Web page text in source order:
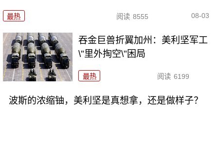
最热 阅读 8555 08-03
吞金巨兽折翼加州：美利坚军工
\"里外掏空\"困局
最热 阅读 6199
波斯的浓缩铀，美利坚是真想拿，还是做样子？